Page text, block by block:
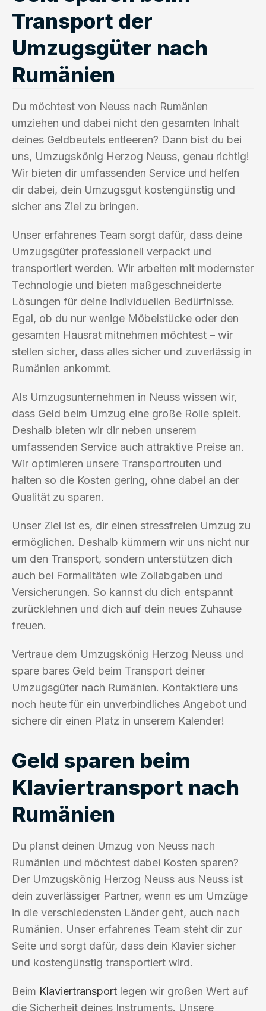
Transport der
Umzugsgüter nach
Rumänien
Du möchtest von Neuss nach Rumänien
umziehen und dabei nicht den gesamten Inhalt
deines Geldbeutels entleeren? Dann bist du bei
uns, Umzugskönig Herzog Neuss, genau richtig!
Wir bieten dir umfassenden Service und helfen
dir dabei, dein Umzugsgut kostengünstig und
sicher ans Ziel zu bringen.
Unser erfahrenes Team sorgt dafür, dass deine
Umzugsgüter professionell verpackt und
transportiert werden. Wir arbeiten mit modernster
Technologie und bieten maßgeschneiderte
Lösungen für deine individuellen Bedürfnisse.
Egal, ob du nur wenige Möbelstücke oder den
gesamten Hausrat mitnehmen möchtest – wir
stellen sicher, dass alles sicher und zuverlässig in
Rumänien ankommt.
Als Umzugsunternehmen in Neuss wissen wir,
dass Geld beim Umzug eine große Rolle spielt.
Deshalb bieten wir dir neben unserem
umfassenden Service auch attraktive Preise an.
Wir optimieren unsere Transportrouten und
halten so die Kosten gering, ohne dabei an der
Qualität zu sparen.
Unser Ziel ist es, dir einen stressfreien Umzug zu
ermöglichen. Deshalb kümmern wir uns nicht nur
um den Transport, sondern unterstützen dich
auch bei Formalitäten wie Zollabgaben und
Versicherungen. So kannst du dich entspannt
zurücklehnen und dich auf dein neues Zuhause
freuen.
Vertraue dem Umzugskönig Herzog Neuss und
spare bares Geld beim Transport deiner
Umzugsgüter nach Rumänien. Kontaktiere uns
noch heute für ein unverbindliches Angebot und
sichere dir einen Platz in unserem Kalender!
Geld sparen beim
Klaviertransport nach
Rumänien
Du planst deinen Umzug von Neuss nach
Rumänien und möchtest dabei Kosten sparen?
Der Umzugskönig Herzog Neuss aus Neuss ist
dein zuverlässiger Partner, wenn es um Umzüge
in die verschiedensten Länder geht, auch nach
Rumänien. Unser erfahrenes Team steht dir zur
Seite und sorgt dafür, dass dein Klavier sicher
und kostengünstig transportiert wird.
Beim Klaviertransport legen wir großen Wert auf
die Sicherheit deines Instruments. Unsere